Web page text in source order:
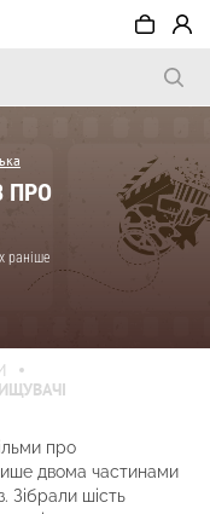
ПРО
раніше
про
двома частинами
Зібрали шість